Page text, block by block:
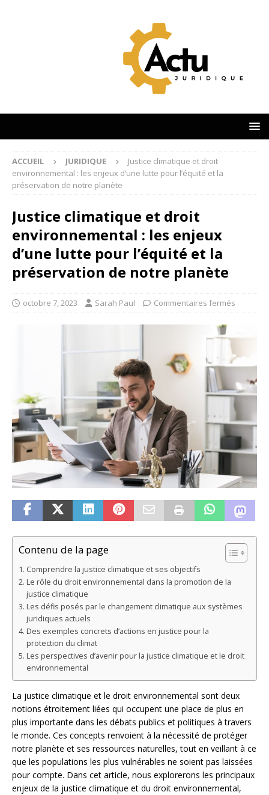
ACCUEIL JURIDIQUE
Justice climatique et droit
environnemental : les enjeux d’une lutte pour l’équité et la
préservation de notre planète
Justice climatique et droit
environnemental : les enjeux
d’une lutte pour l’équité et la
préservation de notre planète
octobre 7, 2023 Sarah Paul Commentaires fermés
Contenu de la page
Comprendre la justice climatique et ses objectifs
Le rôle du droit environnemental dans la promotion de la
justice climatique
Les défis posés par le changement climatique aux systèmes
juridiques actuels
Des exemples concrets d’actions en justice pour la
protection du climat
Les perspectives d’avenir pour la justice climatique et le droit
environnemental
La justice climatique et le droit environnemental sont deux
notions étroitement liées qui occupent une place de plus en
plus importante dans les débats publics et politiques à travers
le monde. Ces concepts renvoient à la nécessité de protéger
notre planète et ses ressources naturelles, tout en veillant à ce
que les populations les plus vulnérables ne soient pas laissées
pour compte. Dans cet article, nous explorerons les principaux
enjeux de la justice climatique et du droit environnemental,